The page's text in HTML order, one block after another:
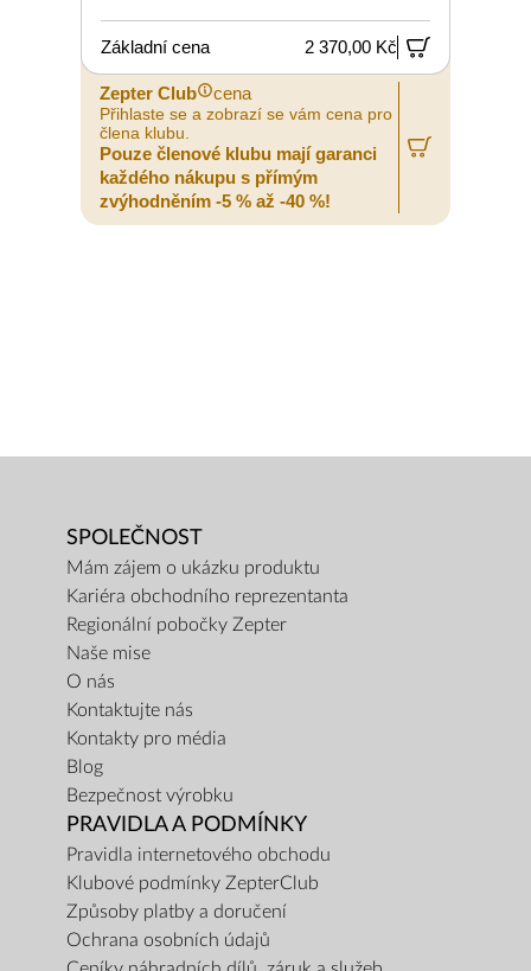
Základní cena 2 370,00 Kč
Zepter Club cena
Přihlaste se a zobrazí se vám cena pro
člena klubu.
Pouze členové klubu mají garanci
každého nákupu s přímým
zvýhodněním -5 % až -40 %!
SPOLEČNOST
Mám zájem o ukázku produktu
Kariéra obchodního reprezentanta
Regionální pobočky Zepter
Naše mise
O nás
Kontaktujte nás
Kontakty pro média
Blog
Bezpečnost výrobku
PRAVIDLA A PODMÍNKY
Pravidla internetového obchodu
Klubové podmínky ZepterClub
Způsoby platby a doručení
Ochrana osobních údajů